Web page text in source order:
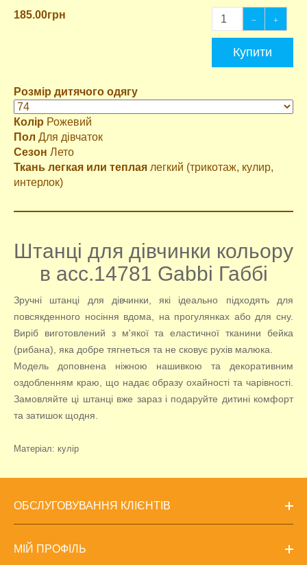
185.00грн
Купити
Розмір дитячого одягу
Колір Рожевий
Пол Для дівчаток
Сезон Лето
Ткань легкая или теплая легкий (трикотаж, кулир,
интерлок)
Штанці для дівчинки кольору
в асс.14781 Gabbi Габбі
Зручні штанці для дівчинки, які ідеально підходять для
повсякденного носіння вдома, на прогулянках або для сну.
Виріб виготовлений з м'якої та еластичної тканини бейка
(рибана), яка добре тягнеться та не сковує рухів малюка.
Модель доповнена ніжною нашивкою та декоративним
оздобленням краю, що надає образу охайності та чарівності.
Замовляйте ці штанці вже зараз і подаруйте дитині комфорт
та затишок щодня.
Матеріал: кулір
ОБСЛУГОВУВАННЯ КЛІЄНТІВ
МІЙ ПРОФІЛЬ